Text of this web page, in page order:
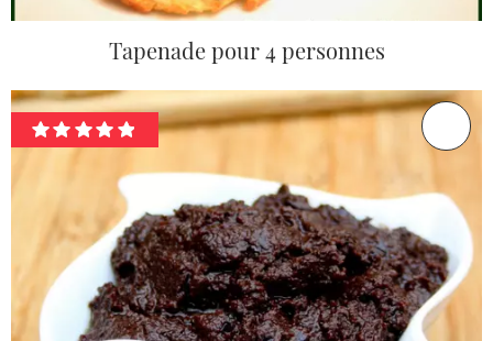
Tapenade pour 4 personnes